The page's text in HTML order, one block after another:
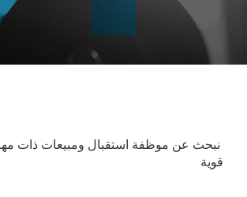
نبحث عن موظفة استقبال ومبيعات ذات
قوية